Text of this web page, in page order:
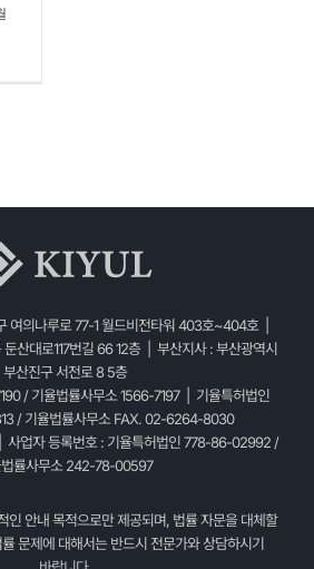
여의나루로 77-1 월드비전타워 403호~404호 |
산대로117번길 66 12층 | 부산지사 : 부산광역시
부산진구 서전로 8 5층
/ 기율법률사무소 1566-7197 | 기율특허법인
/ 기율법률사무소 FAX. 02-6264-8030
업자 등록번호 : 기율특허법인 778-86-02992 /
법률사무소 242-78-00597
인 안내 목적으로만 제공되며, 법률 자문을 대체할
문제에 대해서는 반드시 전문가와 상담하시기